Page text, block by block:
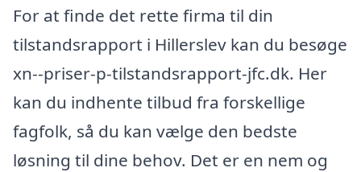
For at finde det rette firma til din
tilstandsrapport i Hillerslev kan du besøge
xn--priser-p-tilstandsrapport-jfc.dk. Her
kan du indhente tilbud fra forskellige
fagfolk, så du kan vælge den bedste
løsning til dine behov. Det er en nem og